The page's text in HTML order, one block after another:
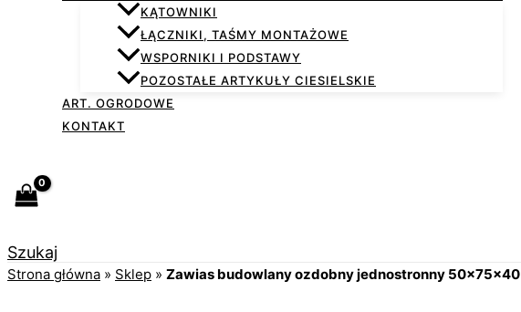
KĄTOWNIKI
ŁĄCZNIKI, TAŚMY MONTAŻOWE
WSPORNIKI I PODSTAWY
POZOSTAŁE ARTYKUŁY CIESIELSKIE
ART. OGRODOWE
KONTAKT
Szukaj
Strona główna » Sklep » Zawias budowlany ozdobny jednostronny 50x75x40